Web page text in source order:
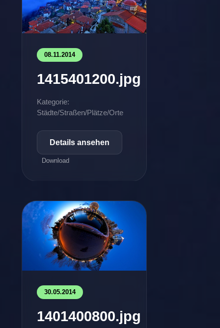
08.11.2014
1415401200.jpg
Kategorie:
Städte/Straßen/Plätze/Orte
Details ansehen
Download
30.05.2014
1401400800.jpg